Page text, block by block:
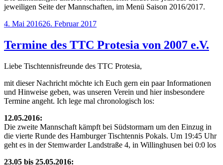
jeweiligen Seite der Mannschaften, im Menü Saison 2016/2017.
Veröffentlicht
4. Mai 201626. Februar 2017
Termine des TTC Protesia von 2007 e.V.
Liebe Tischtennisfreunde des TTC Protesia,
mit dieser Nachricht möchte ich Euch gern ein paar Informationen
und Hinweise geben, was unseren Verein und hier insbesondere
Termine angeht. Ich lege mal chronologisch los:
12.05.2016:
Die zweite Mannschaft kämpft bei Südstormarn um den Einzug in
die vierte Runde des Hamburger Tischtennis Pokals. Um 19:45 Uhr
geht es in der Stemwarder Landstraße 4, in Willinghusen bei 0:0 los
23.05 bis 25.05.2016: